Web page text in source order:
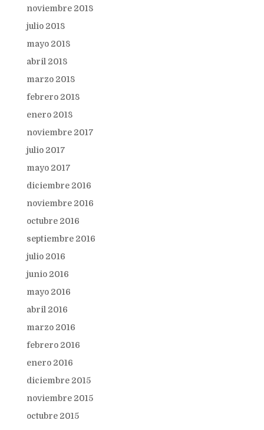
noviembre 2018
julio 2018
mayo 2018
abril 2018
marzo 2018
febrero 2018
enero 2018
noviembre 2017
julio 2017
mayo 2017
diciembre 2016
noviembre 2016
octubre 2016
septiembre 2016
julio 2016
junio 2016
mayo 2016
abril 2016
marzo 2016
febrero 2016
enero 2016
diciembre 2015
noviembre 2015
octubre 2015